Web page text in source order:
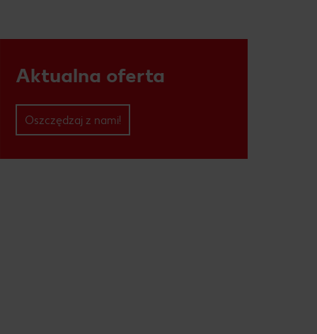
Aktualna oferta
Oszczędzaj z nami!